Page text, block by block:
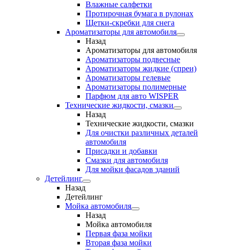
Влажные салфетки
Протирочная бумага в рулонах
Щетки-скребки для снега
Ароматизаторы для автомобиля
Назад
Ароматизаторы для автомобиля
Ароматизаторы подвесные
Ароматизаторы жидкие (спреи)
Ароматизаторы гелевые
Ароматизаторы полимерные
Парфюм для авто WISPER
Технические жидкости, смазки
Назад
Технические жидкости, смазки
Для очистки различных деталей
автомобиля
Присадки и добавки
Смазки для автомобиля
Для мойки фасадов зданий
Детейлинг
Назад
Детейлинг
Мойка автомобиля
Назад
Мойка автомобиля
Первая фаза мойки
Вторая фаза мойки